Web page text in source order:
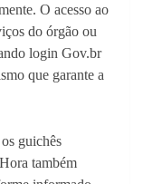
O acesso ao
do órgão ou
login Gov.br
que garante a
guichês
também